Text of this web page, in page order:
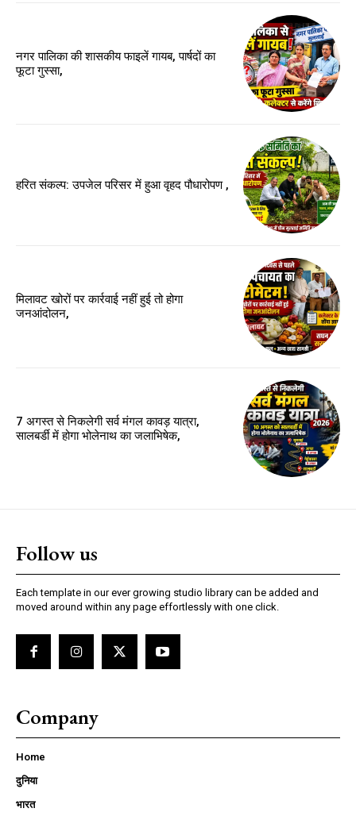
नगर पालिका की शासकीय फाइलें गायब, पार्षदों का
फूटा गुस्सा,
हरित संकल्प: उपजेल परिसर में हुआ वृहद पौधारोपण ,
मिलावट खोरों पर कार्रवाई नहीं हुई तो होगा
जनआंदोलन,
7 अगस्त से निकलेगी सर्व मंगल कावड़ यात्रा,
सालबर्डी में होगा भोलेनाथ का जलाभिषेक,
Follow us
Each template in our ever growing studio library can be added and
moved around within any page effortlessly with one click.
Company
Home
दुनिया
भारत